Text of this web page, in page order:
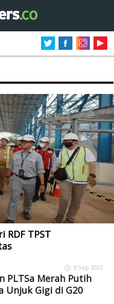
RDF TPST
8 Sep 2022
PLTSa Merah Putih
Unjuk Gigi di G20